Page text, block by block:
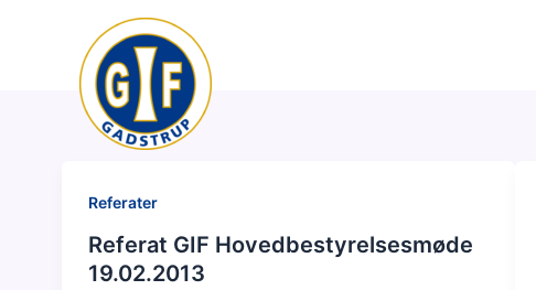
Referater
Referat GIF Hovedbestyrelsesmøde
19.02.2013